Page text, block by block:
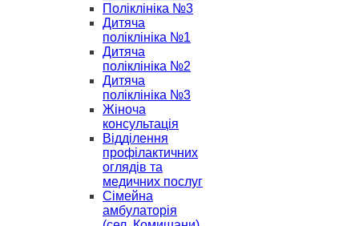
Поліклініка №3
Дитяча
поліклініка №1
Дитяча
поліклініка №2
Дитяча
поліклініка №3
Жіноча
консультація
Відділення
профілактичних
оглядів та
медичних послуг
Сімейна
амбулаторія